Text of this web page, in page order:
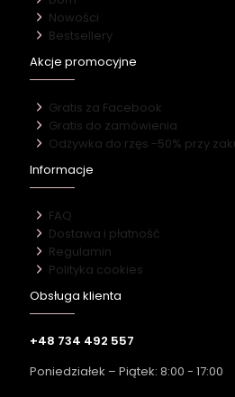
Nowości
Bestsellery
Akcje promocyjne
Gratis za Facebook
Gratis do zamówienia
Odżywka do rzęs -50% przy
Informacje
FAQ
Dostawa i płatność
Regulamin
Polityka cookies
Obsługa klienta
+48 734 492 557
Poniedziałek – Piątek: 8:00 - 17:00